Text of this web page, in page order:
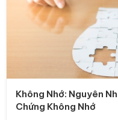
Không Nhớ: Nguyên
Chứng Không Nhớ